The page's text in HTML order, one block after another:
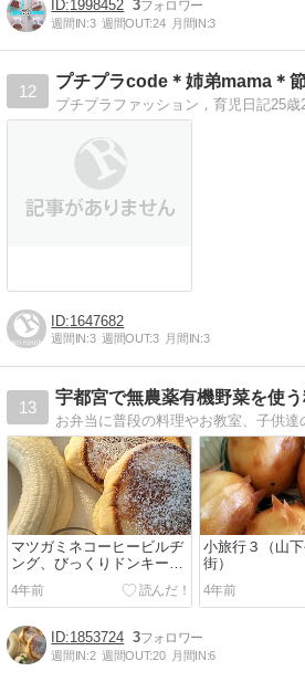
1998452 3
週間IN:3 週間OUT:24 月間IN:3
12
プチプラcode＊姉弟mama＊
プチプラファッション，育児日記25歳
1647682
週間IN:3 週間OUT:3 月間IN:3
13
マツガミネコーヒービルヂ
ング、びっくりドンキーモ
ーニング、ミスドなど
4年前
小旅行３（山
街）
4年前
1853724 3
週間IN:2 週間OUT:20 月間IN:6